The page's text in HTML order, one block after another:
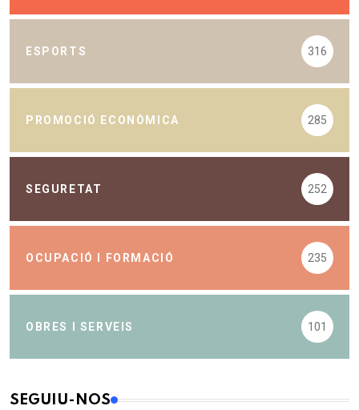
ESPORTS 316
PROMOCIÓ ECONÒMICA 285
SEGURETAT 252
OCUPACIÓ I FORMACIÓ 235
OBRES I SERVEIS 101
SEGUIU-NOS